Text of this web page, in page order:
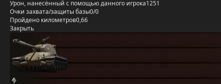
Урон, нанесённый с помощью данного игрока1251
Очки захвата/защиты базы0/0
Пройдено километров0,66
Закрыть